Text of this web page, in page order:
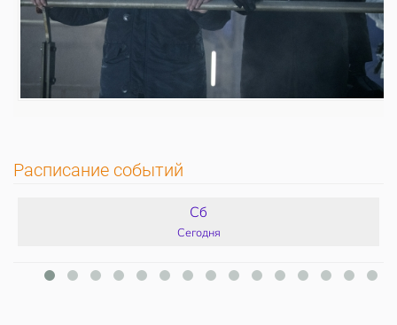
Расписание событий
Сб
Сегодня